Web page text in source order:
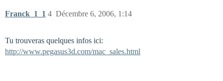
Franck_1_1 Décembre 6, 2006, 1:14
4
Tu trouveras quelques infos ici:
http://www.pegasus3d.com/mac_sales.html